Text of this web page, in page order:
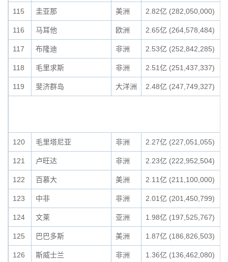
115 圭亚那 美洲 2.82亿 (282,050,000)
116 马耳他 欧洲 2.65亿 (264,578,484)
117 布隆迪 非洲 2.53亿 (252,842,285)
118 毛里求斯 非洲 2.51亿 (251,437,337)
119 斐济群岛 大洋洲 2.48亿 (247,749,327)
120 毛里塔尼亚 非洲 2.27亿 (227,051,055)
121 卢旺达 非洲 2.23亿 (222,952,504)
122 百慕大 美洲 2.11亿 (211,100,000)
123 中非 非洲 2.01亿 (201,450,799)
124 文莱 亚洲 1.98亿 (197,525,767)
125 巴巴多斯 美洲 1.87亿 (186,826,503)
126 斯威士兰 非洲 1.36亿 (136,462,080)